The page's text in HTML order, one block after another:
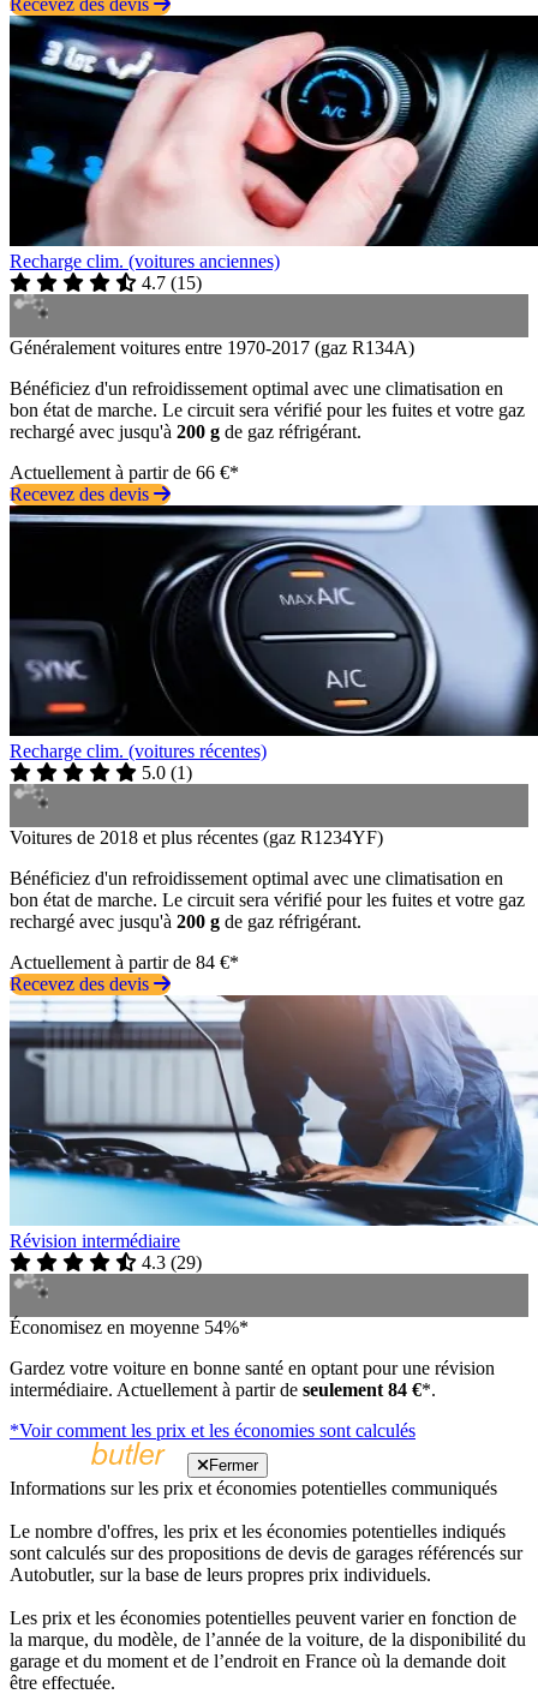
Recharge clim. (voitures anciennes)
4.7 (15)
Généralement voitures entre 1970-2017 (gaz R134A)
Bénéficiez d'un refroidissement optimal avec une climatisation en
bon état de marche. Le circuit sera vérifié pour les fuites et votre gaz
rechargé avec jusqu'à 200 g de gaz réfrigérant.
Actuellement à partir de 66 €*
Recevez des devis
Recharge clim. (voitures récentes)
5.0 (1)
Voitures de 2018 et plus récentes (gaz R1234YF)
Bénéficiez d'un refroidissement optimal avec une climatisation en
bon état de marche. Le circuit sera vérifié pour les fuites et votre gaz
rechargé avec jusqu'à 200 g de gaz réfrigérant.
Actuellement à partir de 84 €*
Recevez des devis
Révision intermédiaire
4.3 (29)
Économisez en moyenne 54%*
Gardez votre voiture en bonne santé en optant pour une révision
intermédiaire. Actuellement à partir de seulement 84 €*.
*Voir comment les prix et les économies sont calculés
Fermer
Informations sur les prix et économies potentielles communiqués
Le nombre d'offres, les prix et les économies potentielles indiqués
sont calculés sur des propositions de devis de garages référencés sur
Autobutler, sur la base de leurs propres prix individuels.
Les prix et les économies potentielles peuvent varier en fonction de
la marque, du modèle, de l’année de la voiture, de la disponibilité du
garage et du moment et de l’endroit en France où la demande doit
être effectuée.